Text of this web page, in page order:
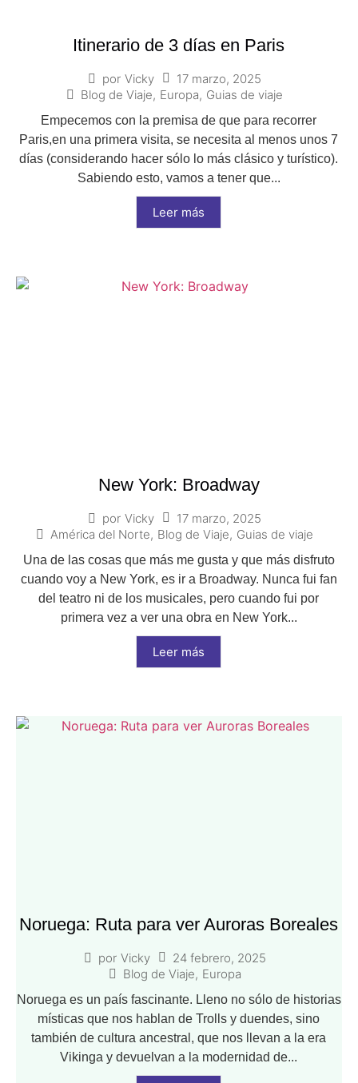
Itinerario de 3 días en Paris
por Vicky
17 marzo, 2025
Blog de Viaje, Europa, Guias de viaje
Empecemos con la premisa de que para recorrer
Paris,en una primera visita, se necesita al menos unos 7
días (considerando hacer sólo lo más clásico y turístico).
Sabiendo esto, vamos a tener que...
Leer más
New York: Broadway
por Vicky
17 marzo, 2025
América del Norte, Blog de Viaje, Guias de viaje
Una de las cosas que más me gusta y que más disfruto
cuando voy a New York, es ir a Broadway. Nunca fui fan
del teatro ni de los musicales, pero cuando fui por
primera vez a ver una obra en New York...
Leer más
Noruega: Ruta para ver Auroras Boreales
por Vicky
24 febrero, 2025
Blog de Viaje, Europa
Noruega es un país fascinante. Lleno no sólo de historias
místicas que nos hablan de Trolls y duendes, sino
también de cultura ancestral, que nos llevan a la era
Vikinga y devuelvan a la modernidad de...